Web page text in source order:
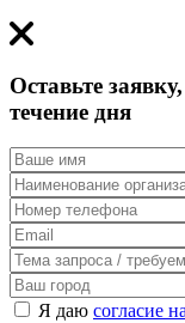
Оставьте
течение дня
Я даю согласие